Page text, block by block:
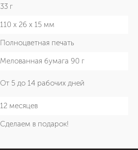
33 г
110 х 26 х 15 мм
Полноцветная печать
Мелованная бумага 90 г
От 5 до 14 рабочих дней
12 месяцев
Сделаем в подарок!